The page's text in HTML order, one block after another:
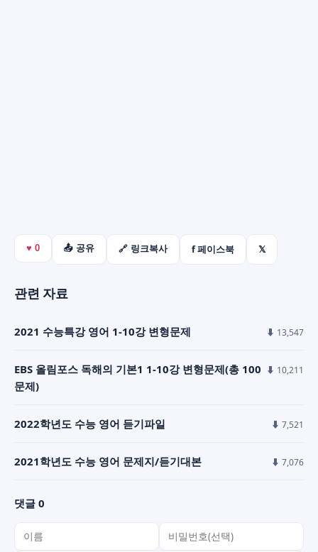
♥ 0 📤 공유 🔗 링크복사 f 페이스북 𝕏
관련 자료
2021 수능특강 영어 1-10강 변형문제 ⬇ 13,547
EBS 올림포스 독해의 기본1 1-10강 변형문제(총 100
문제)
⬇ 10,211
2022학년도 수능 영어 듣기파일 ⬇ 7,521
2021학년도 수능 영어 문제지/듣기대본 ⬇ 7,076
댓글 0
이름
비밀번호(선택)
댓글 내용